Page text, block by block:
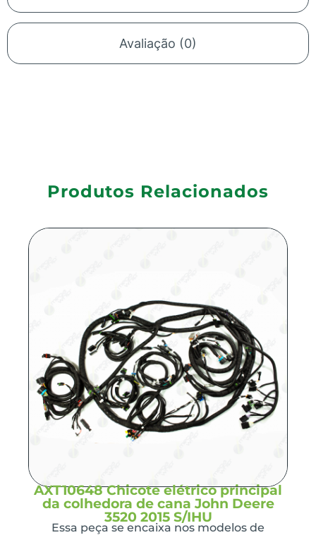
Avaliação (0)
Produtos Relacionados
AXT10648 Chicote elétrico principal
da colhedora de cana John Deere
3520 2015 S/IHU
Essa peça se encaixa nos modelos de